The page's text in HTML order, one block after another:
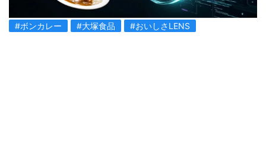
#ボンカレー #大塚食品 #おいしさLENS